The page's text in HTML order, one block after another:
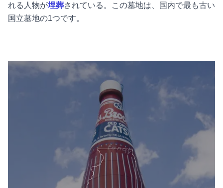
れる人物が埋葬されている。この墓地は、国内で最も古い
国立墓地の1つです。